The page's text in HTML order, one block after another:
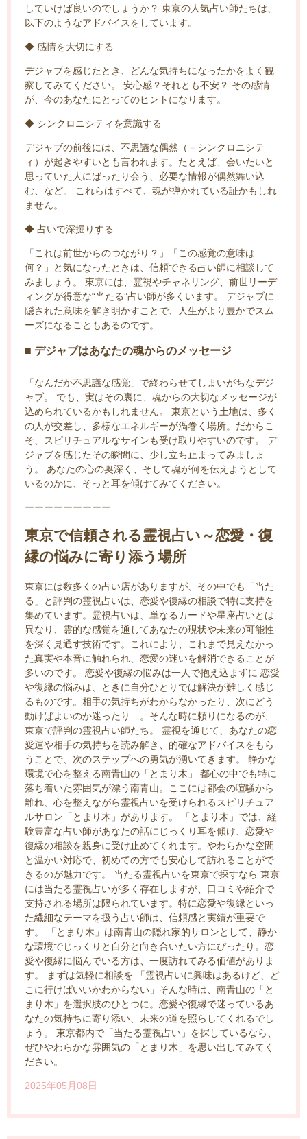
していけば良いのでしょうか？ 東京の人気占い師たちは、
以下のようなアドバイスをしています。
◆ 感情を大切にする
デジャブを感じたとき、どんな気持ちになったかをよく観
察してみてください。 安心感？それとも不安？ その感情
が、今のあなたにとってのヒントになります。
◆ シンクロニシティを意識する
デジャブの前後には、不思議な偶然（＝シンクロニシテ
ィ）が起きやすいとも言われます。たとえば、会いたいと
思っていた人にばったり会う、必要な情報が偶然舞い込
む、など。 これらはすべて、魂が導かれている証かもしれ
ません。
◆ 占いで深掘りする
「これは前世からのつながり？」「この感覚の意味は
何？」と気になったときは、信頼できる占い師に相談して
みましょう。 東京には、霊視やチャネリング、前世リーデ
ィングが得意な“当たる”占い師が多くいます。 デジャブに
隠された意味を解き明かすことで、人生がより豊かでスム
ーズになることもあるのです。
■ デジャブはあなたの魂からのメッセージ
「なんだか不思議な感覚」で終わらせてしまいがちなデジ
ャブ。 でも、実はその裏に、魂からの大切なメッセージが
込められているかもしれません。 東京という土地は、多く
の人が交差し、多様なエネルギーが渦巻く場所。だからこ
そ、スピリチュアルなサインも受け取りやすいのです。 デ
ジャブを感じたその瞬間に、少し立ち止まってみましょ
う。 あなたの心の奥深く、そして魂が何を伝えようとして
いるのかに、そっと耳を傾けてみてください。
ーーーーーーーーー
東京で信頼される霊視占い～恋愛・復
縁の悩みに寄り添う場所
東京には数多くの占い店がありますが、その中でも「当た
る」と評判の霊視占いは、恋愛や復縁の相談で特に支持を
集めています。霊視占いは、単なるカードや星座占いとは
異なり、霊的な感覚を通してあなたの現状や未来の可能性
を深く見通す技術です。これにより、これまで見えなかっ
た真実や本音に触れられ、恋愛の迷いを解消できることが
多いのです。 恋愛や復縁の悩みは一人で抱え込まずに 恋愛
や復縁の悩みは、ときに自分ひとりでは解決が難しく感じ
るものです。相手の気持ちがわからなかったり、次にどう
動けばよいのか迷ったり…。そんな時に頼りになるのが、
東京で評判の霊視占い師たち。 霊視を通じて、あなたの恋
愛運や相手の気持ちを読み解き、的確なアドバイスをもら
うことで、次のステップへの勇気が湧いてきます。 静かな
環境で心を整える南青山の「とまり木」 都心の中でも特に
落ち着いた雰囲気が漂う南青山。ここには都会の喧騒から
離れ、心を整えながら霊視占いを受けられるスピリチュア
ルサロン「とまり木」があります。 「とまり木」では、経
験豊富な占い師があなたの話にじっくり耳を傾け、恋愛や
復縁の相談を親身に受け止めてくれます。やわらかな空間
と温かい対応で、初めての方でも安心して訪れることがで
きるのが魅力です。 当たる霊視占いを東京で探すなら 東京
には当たる霊視占いが多く存在しますが、口コミや紹介で
支持される場所は限られています。特に恋愛や復縁といっ
た繊細なテーマを扱う占い師は、信頼感と実績が重要で
す。 「とまり木」は南青山の隠れ家的サロンとして、静か
な環境でじっくりと自分と向き合いたい方にぴったり。恋
愛や復縁に悩んでいる方は、一度訪れてみる価値がありま
す。 まずは気軽に相談を 「霊視占いに興味はあるけど、ど
こに行けばいいかわからない」そんな時は、南青山の「と
まり木」を選択肢のひとつに。恋愛や復縁で迷っているあ
なたの気持ちに寄り添い、未来の道を照らしてくれるでし
ょう。 東京都内で「当たる霊視占い」を探しているなら、
ぜひやわらかな雰囲気の「とまり木」を思い出してみてく
ださい。
2025年05月08日